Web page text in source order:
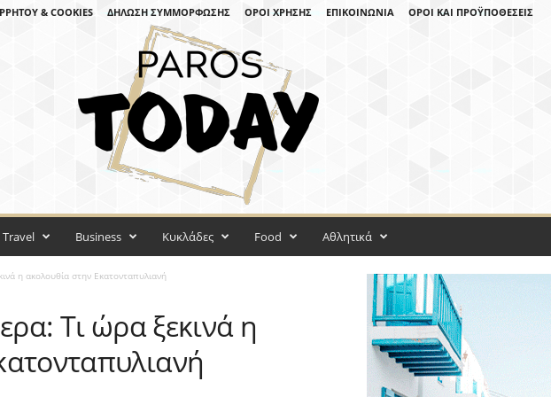
& COOKIES ΔΉΛΩΣΗ ΣΥΜΜΌΡΦΩΣΗΣ ΌΡΟΙ ΧΡΉΣΗΣ ΕΠΙΚΟΙΝΩΝΊΑ ΌΡΟΙ ΚΑΙ ΠΡΟΫΠΟΘΈΣΕΙΣ
Travel Business Κυκλάδες Food Αθλητικά
η ακολουθία στην Εκατονταπυλιανή
Τι ώρα ξεκινά η